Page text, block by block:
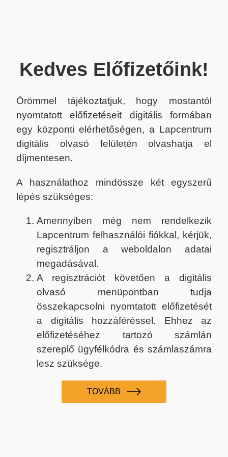
Kedves Előfizetőink!
Örömmel tájékoztatjuk, hogy mostantól
nyomtatott előfizetéseit digitális formában
egy központi elérhetőségen, a Lapcentrum
digitális olvasó felületén olvashatja el
díjmentesen.
A használathoz mindössze két egyszerű
lépés szükséges:
Amennyiben még nem rendelkezik
Lapcentrum felhasználói fiókkal, kérjük,
regisztráljon a weboldalon adatai
megadásával.
A regisztrációt követően a digitális
olvasó menüpontban tudja
összekapcsolni nyomtatott előfizetését
a digitális hozzáféréssel. Ehhez az
előfizetéséhez tartozó számlán
szereplő ügyfélkódra és számlaszámra
lesz szüksége.
TOVÁBB